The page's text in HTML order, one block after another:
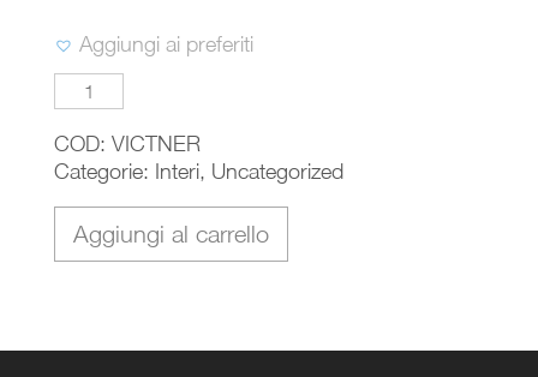
Aggiungi ai preferiti
Victoria
quantità
COD: VICTNER
Categorie: Interi, Uncategorized
Aggiungi al carrello